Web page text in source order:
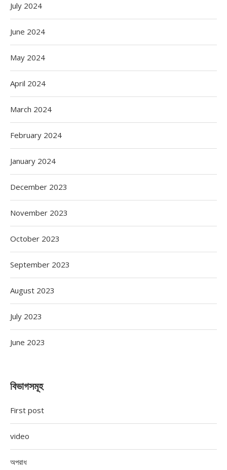
July 2024
June 2024
May 2024
April 2024
March 2024
February 2024
January 2024
December 2023
November 2023
October 2023
September 2023
August 2023
July 2023
June 2023
বিভাগসমূহ
First post
video
অপরাধ